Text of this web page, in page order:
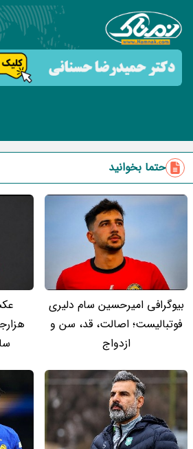
حتما بخوانید
بیوگرافی امیرحسین سام دلیری
فوتبالیست؛ اصالت، قد، سن و
ازدواج